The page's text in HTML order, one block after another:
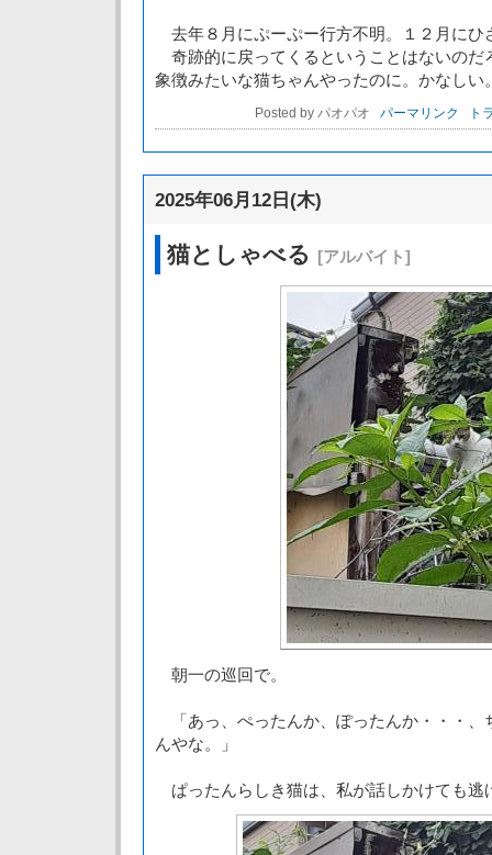
去年８月にぷーぷー行方不明。１２月にひ
奇跡的に戻ってくるということはないのだ
象徴みたいな猫ちゃんやったのに。かなしい
Posted by パオパオ パーマリンク ト
2025年06月12日(木)
猫としゃべる [アルバイト]
朝一の巡回で。
「あっ、ぺったんか、ぽったんか・・・、
んやな。」
ぱったんらしき猫は、私が話しかけても逃